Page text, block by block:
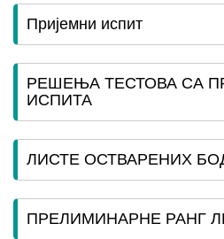
Пријемни испит
РЕШЕЊА ТЕСТОВА СА
ИСПИТА
ЛИСТЕ ОСТВАРЕНИХ
ПРЕЛИМИНАРНЕ РАНГ